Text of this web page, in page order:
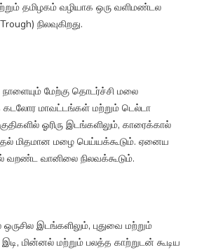
தமிழகம் வழியாக ஒரு வளிமண்டல
நிலவுகிறது.
மேற்கு தொடர்ச்சி மலை
மாவட்டங்கள் மற்றும் டெல்டா
ஓரிரு இடங்களிலும், காரைக்கால்
மிதமான மழை பெய்யக்கூடும். ஏனைய
வறண்ட வானிலை நிலவக்கூடும்.
இடங்களிலும், புதுவை மற்றும்
இடி, மின்னல் மற்றும் பலத்த காற்றுடன் கூடிய